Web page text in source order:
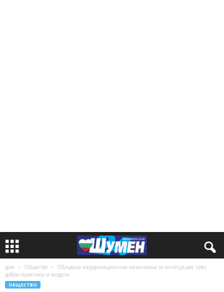
дом Общество
Обсъдиха координационния механизъм за интеграция чрез
добри практики и модели
ОБЩЕСТВО